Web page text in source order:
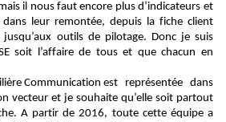
il nous faut encore plus d’indicateurs et
dans leur remontée, depuis la fiche client
jusqu’aux outils de pilotage. Donc je suis
soit l’affaire de tous et que chacun en
Communication est représentée dans
vecteur et je souhaite qu’elle soit partout
A partir de 2016, toute cette équipe a